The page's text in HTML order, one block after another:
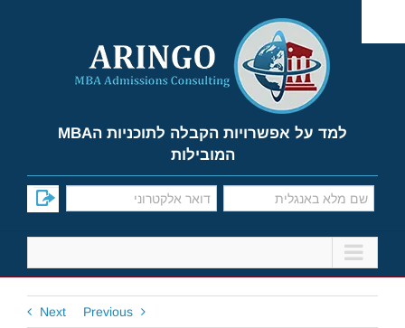
content
למד על אפשרויות הקבלה לתוכניות הMBA
המובילות
Previous
Next